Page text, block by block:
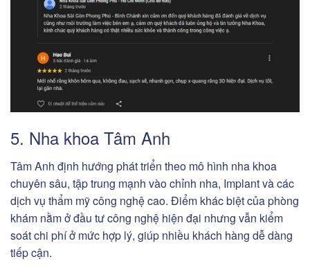
5. Nha khoa Tâm Anh
Tâm Anh định hướng phát triển theo mô hình nha khoa
chuyên sâu, tập trung mạnh vào chỉnh nha, Implant và các
dịch vụ thẩm mỹ công nghệ cao. Điểm khác biệt của phòng
khám nằm ở đầu tư công nghệ hiện đại nhưng vẫn kiểm
soát chi phí ở mức hợp lý, giúp nhiều khách hàng dễ dàng
tiếp cận.